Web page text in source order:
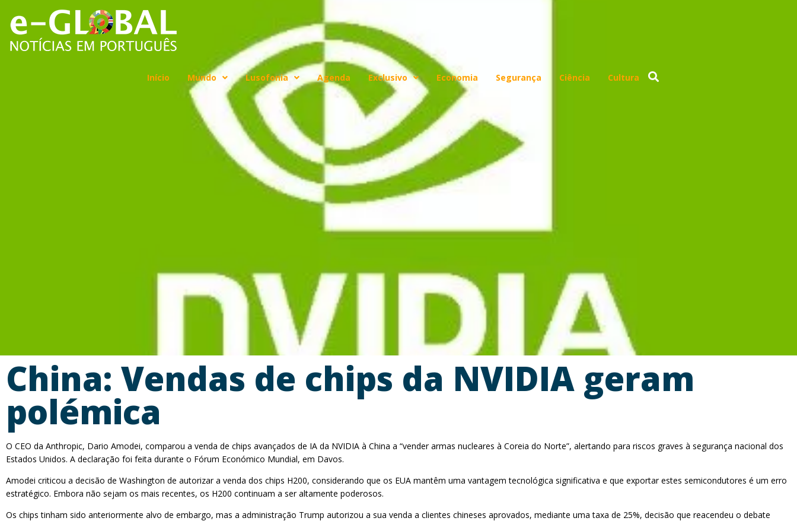
Início Mundo Lusofonia Agenda Exclusivo Economia Segurança Ciência Cultura
China: Vendas de chips da NVIDIA geram
polémica
O CEO da Anthropic, Dario Amodei, comparou a venda de chips avançados de IA da NVIDIA à China a “vender armas nucleares à Coreia do Norte”, alertando para riscos graves à segurança nacional dos
Estados Unidos. A declaração foi feita durante o Fórum Económico Mundial, em Davos.
Amodei criticou a decisão de Washington de autorizar a venda dos chips H200, considerando que os EUA mantêm uma vantagem tecnológica significativa e que exportar estes semicondutores é um erro
estratégico. Embora não sejam os mais recentes, os H200 continuam a ser altamente poderosos.
Os chips tinham sido anteriormente alvo de embargo, mas a administração Trump autorizou a sua venda a clientes chineses aprovados, mediante uma taxa de 25%, decisão que reacendeu o debate